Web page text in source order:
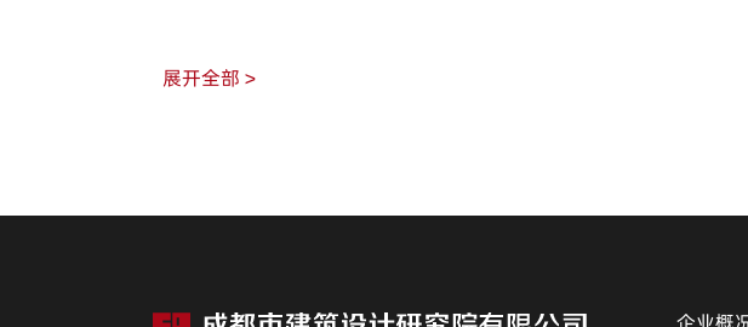
人。近年来， CDAD先后获国家级、省（部）级、市级优秀设计和科研成果奖
省市级科研课题的研究工作。截止目前，CDAD拥有发明及实用新型专利100
展开全部 >